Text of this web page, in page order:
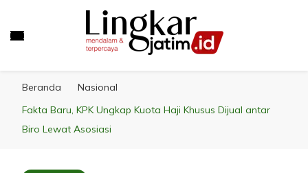
Beranda
Nasional
Fakta Baru, KPK Ungkap Kuota Haji Khusus Dijual antar
Biro Lewat Asosiasi